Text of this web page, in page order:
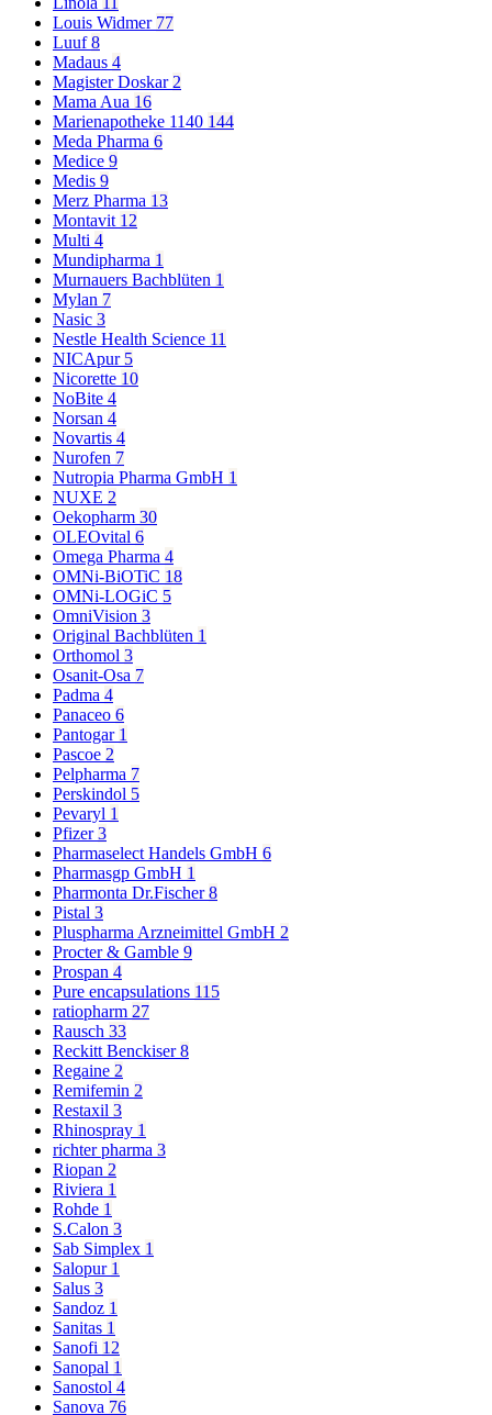
Louis Widmer 77
Luuf8
Madaus 4
Magister Doskar 2
Mama Aua 16
Marienapotheke 1140 144
Meda Pharma 6
Medice 9
Medis 9
Merz Pharma 13
Montavit 12
Multi 4
Mundipharma 1
Murnauers Bachblüten 1
Mylan 7
Nasic 3
Nestle Health Science 11
NICApur 5
Nicorette 10
NoBite 4
Norsan 4
Novartis 4
Nurofen 7
Nutropia Pharma GmbH 1
NUXE 2
Oekopharm 30
OLEOvital 6
Omega Pharma 4
OMNi-BiOTiC 18
OMNi-LOGiC 5
OmniVision 3
Original Bachblüten 1
Orthomol 3
Osanit-Osa 7
Padma 4
Panaceo 6
Pantogar 1
Pascoe 2
Pelpharma 7
Perskindol 5
Pevaryl 1
Pfizer3
Pharmaselect Handels GmbH 6
Pharmasgp GmbH 1
Pharmonta Dr.Fischer8
Pistal 3
Pluspharma Arzneimittel GmbH 2
Procter & Gamble 9
Prospan 4
Pure encapsulations 115
ratiopharm 27
Rausch 33
Reckitt Benckiser8
Regaine 2
Remifemin 2
Restaxil 3
Rhinospray 1
richter pharma 3
Riopan 2
Riviera 1
Rohde 1
S.Calon 3
Sab Simplex 1
Salopur 1
Salus 3
Sandoz 1
Sanitas 1
Sanofi 12
Sanopal 1
Sanostol 4
Sanova 76